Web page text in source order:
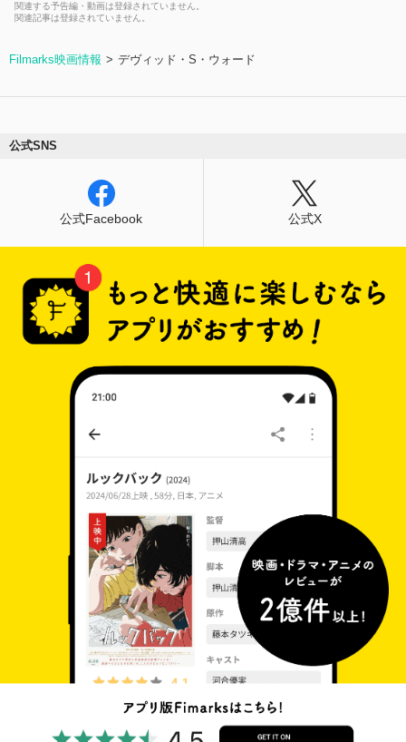
関連する予告編・動画は登録されていません。
関連記事は登録されていません。
Filmarks映画情報 デヴィッド・S・ウォード
公式SNS
公式Facebook 公式X